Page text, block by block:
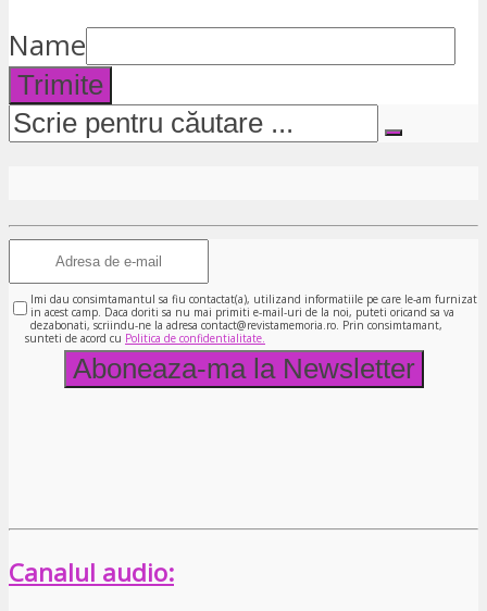
Name
Trimite
Imi dau consimtamantul sa fiu contactat(a), utilizand informatiile pe care le-am furnizat
in acest camp. Daca doriti sa nu mai primiti e-mail-uri de la noi, puteti oricand sa va
dezabonati, scriindu-ne la adresa contact@revistamemoria.ro. Prin consimtamant,
sunteti de acord cu Politica de confidentialitate.
Canalul audio: